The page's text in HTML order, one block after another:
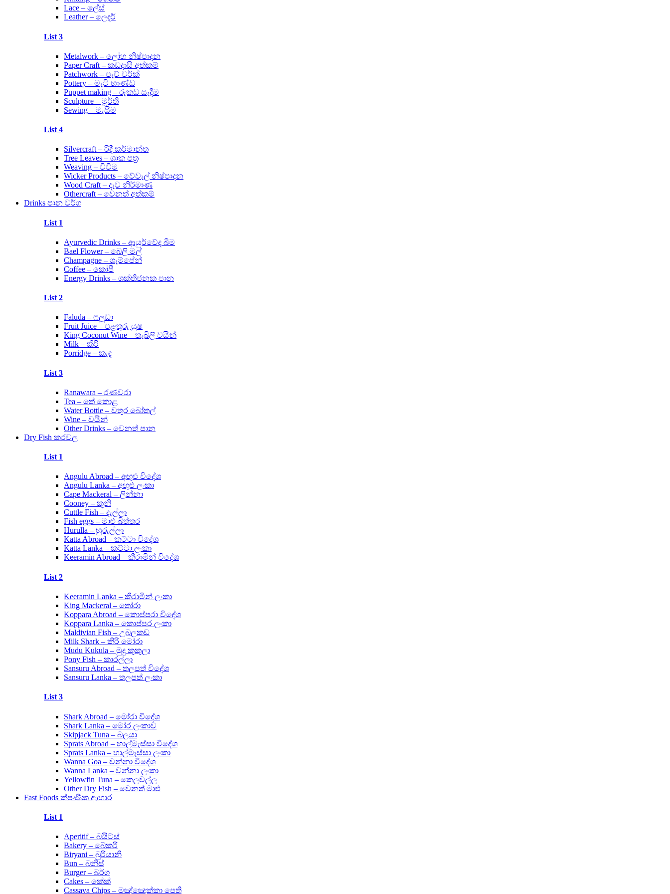
Lace – ලේස්
Leather – ලෙදර්
List 3
Metalwork – ලෝහ නිෂ්පාදන
Paper Craft – කඩදාසි අත්කම්
Patchwork – පැච් වර්ක්
Pottery – මැටි භාණ්ඩ
Puppet making – රූකඩ සෑදීම
Sculpture – මූර්ති
Sewing – මැසීම
List 4
Silvercraft – රිදී කර්මාන්ත
Tree Leaves – ශාක පත්‍ර
Weaving – විවීම
Wicker Products – වේවැල් නිෂ්පාදන
Wood Craft – දැව නිර්මාණ
Othercraft – වෙනත් අත්කම්
Drinks පාන වර්ග
List 1
Ayurvedic Drinks – ආයුර්වේද බීම
Bael Flower – බෙලි මල්
Champagne – ශැම්පේන්
Coffee – කෝපී
Energy Drinks – ශක්තිජනක පාන
List 2
Faluda – ෆලුඩා
Fruit Juice – පළතුරු යුෂ
King Coconut Wine – තැබිලි වයින්
Milk – කිරි
Porridge – කැඳ
List 3
Ranawara – රණවරා
Tea – තේ කොළ
Water Bottle – වතුර බෝතල්
Wine – වයින්
Other Drinks – වෙනත් පාන
Dry Fish කරවල
List 1
Angulu Abroad – අඟුළු විදේශ
Angulu Lanka – අඟුළු ලංකා
Cape Mackeral – ලින්නා
Cooney – කූනි
Cuttle Fish – දැල්ලා
Fish eggs – මාළු බිත්තර
Hurulla – හුරුල්ලා
Katta Abroad – කට්ටා විදේශ
Katta Lanka – කට්ටා ලංකා
Keeramin Abroad – කීරාමින් විදේශ
List 2
Keeramin Lanka – කීරාමින් ලංකා
King Mackeral – තෝරා
Koppara Abroad – කොප්පරා විදේශ
Koppara Lanka – කොප්පර ලංකා
Maldivian Fish – උබලකඩ
Milk Shark – කිරි මෝරා
Mudu Kukula – මුදු කුකුලා
Pony Fish – කාරල්ලා
Sansuru Abroad – තලපත් විදේශ
Sansuru Lanka – තලපත් ලංකා
List 3
Shark Abroad – මෝරා විදේශ
Shark Lanka – මෝර ලංකාව
Skipjack Tuna – බලයා
Sprats Abroad – හාල්මැස්සා විදේශ
Sprats Lanka – හාල්මැස්සා ලංකා
Wanna Goa – වන්නා විදේශ
Wanna Lanka – වන්නා ලංකා
Yellowfin Tuna – කෙලවල්ල
Other Dry Fish – වෙනත් මාළු
Fast Foods ක්ෂණික ආහාර
List 1
Aperitif – බයිට්ස්
Bakery – බේකරි
Biryani – බුරියානි
Bun – බනිස්
Burger – බර්ග
Cakes – කේක්
Cassava Chips – මඤ්ඤොක්කා පෙති